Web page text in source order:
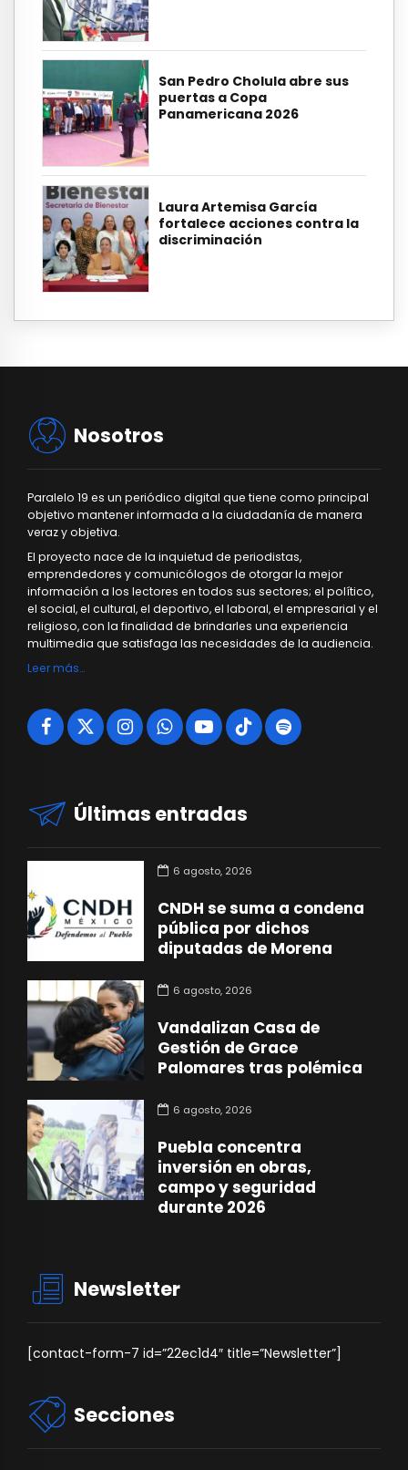
San Pedro Cholula abre sus
puertas a Copa
Panamericana 2026
Laura Artemisa García
fortalece acciones contra la
discriminación
Nosotros
Paralelo 19 es un periódico digital que tiene como principal
objetivo mantener informada a la ciudadanía de manera
veraz y objetiva.
El proyecto nace de la inquietud de periodistas,
emprendedores y comunicólogos de otorgar la mejor
información a los lectores en todos sus sectores; el político,
el social, el cultural, el deportivo, el laboral, el empresarial y el
religioso, con la finalidad de brindarles una experiencia
multimedia que satisfaga las necesidades de la audiencia.
Leer más…
Últimas entradas
6 agosto, 2026
CNDH se suma a condena
pública por dichos
diputadas de Morena
6 agosto, 2026
Vandalizan Casa de
Gestión de Grace
Palomares tras polémica
6 agosto, 2026
Puebla concentra
inversión en obras,
campo y seguridad
durante 2026
Newsletter
[contact-form-7 id=”22ec1d4″ title=”Newsletter”]
Secciones